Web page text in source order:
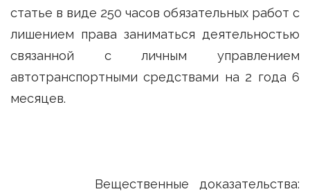
статье в виде 250 часов обязательных работ с
лишением права заниматься деятельностью
связанной с личным управлением
автотранспортными средствами на 2 года 6
месяцев.
Вещественные доказательства: